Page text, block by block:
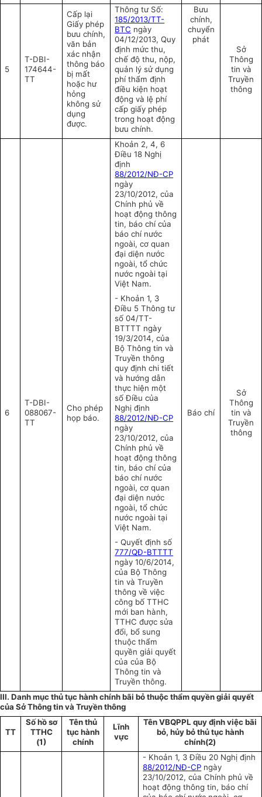
5
T-DBI-
174644-
TT
Cấp lại
Giấy phép
bưu chính,
văn bản
xác nhận
thông báo
bị mất
hoặc hư
hỏng
không sử
dụng
được.
Thông tư Số:
185/2013/TT-
BTC ngày
04/12/2013, Quy
định mức thu,
chế độ thu, nộp,
quản lý sử dụng
phí thẩm định
điều kiện hoạt
động và lệ phí
cấp giấy phép
trong hoạt động
bưu chính.
Bưu
chính,
chuyển
phát
Sở
Thông
tin và
Truyền
thông
6
T-DBI-
088067-
TT
Cho phép
họp báo.
Khoản 2, 4, 6
Điều 18 Nghị
định
88/2012/NĐ-CP
ngày
23/10/2012, của
Chính phủ về
hoạt động thông
tin, báo chí của
báo chí nước
ngoài, cơ quan
đại diện nước
ngoài, tổ chức
nước ngoài tại
Việt Nam.
- Khoản 1, 3
Điều 5 Thông tư
số 04/TT-
BTTTT ngày
19/3/2014, của
Bộ Thông tin và
Truyền thông
quy định chi tiết
và hướng dẫn
thực hiện một
số Điều của
Nghị định
88/2012/NĐ-CP
ngày
23/10/2012, của
Chính phủ về
hoạt động thông
tin, báo chí của
báo chí nước
ngoài, cơ quan
đại diện nước
ngoài, tổ chức
nước ngoài tại
Việt Nam.
- Quyết định số
777/QĐ-BTTTT
ngày 10/6/2014,
của Bộ Thông
tin và Truyền
thông về việc
công bố TTHC
mới ban hành,
TTHC được sửa
đổi, bổ sung
thuộc thẩm
quyền giải quyết
của của Bộ
Thông tin và
Truyền thông.
Báo chí
Sở
Thông
tin và
Truyền
thông
III. Danh mục thủ tục hành chính bãi bỏ thuộc thẩm quyền giải quyết
của Sở Thông tin và Truyền thông
TT
Số hồ sơ
TTHC
(1)
Tên thủ
tục hành
chính
Lĩnh
vực
Tên VBQPPL quy định việc bãi
bỏ, hủy bỏ thủ tục hành
chính(2)
- Khoản 1, 3 Điều 20 Nghị định
88/2012/NĐ-CP ngày
23/10/2012, của Chính phủ về
hoạt động thông tin, báo chí